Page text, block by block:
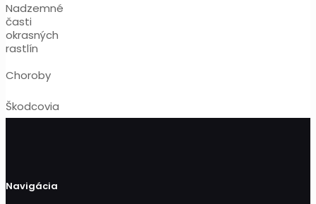
Nadzemné
časti
okrasných
rastlín
Choroby
Škodcovia
Navigácia